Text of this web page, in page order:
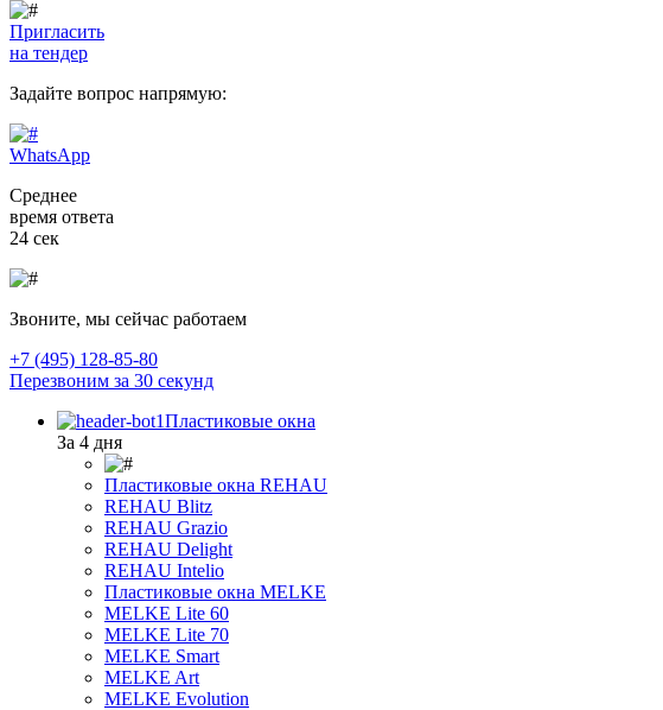
Пригласить
на тендер
Задайте вопрос напрямую:
WhatsApp
Среднее
время ответа
24 сек
Звоните, мы сейчас работаем
+7 (495) 128-85-80
Перезвоним за 30 секунд
Пластиковые окна
За 4 дня
Пластиковые окна REHAU
REHAU Blitz
REHAU Grazio
REHAU Delight
REHAU Intelio
Пластиковые окна MELKE
MELKE Lite 60
MELKE Lite 70
MELKE Smart
MELKE Art
MELKE Evolution